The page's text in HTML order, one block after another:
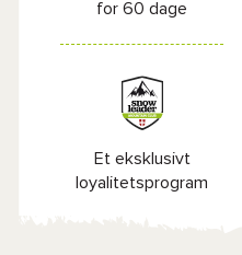
for 60 dage
Et eksklusivt
loyalitetsprogram